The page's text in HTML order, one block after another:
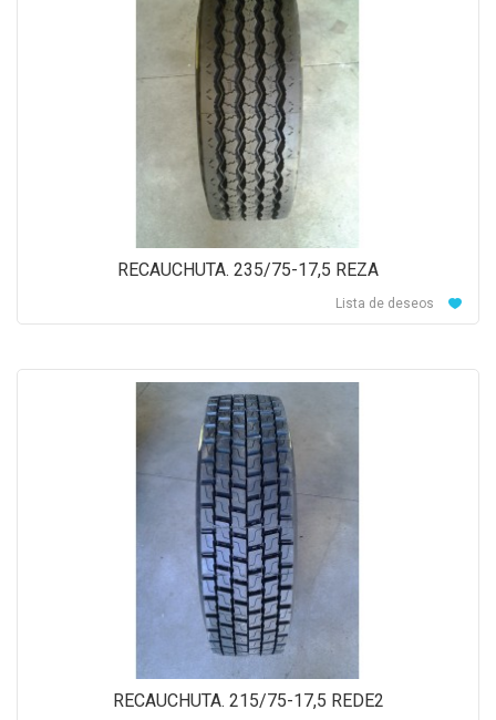
RECAUCHUTA. 235/75-17,5 REZA
Lista de deseos
RECAUCHUTA. 215/75-17,5 REDE2